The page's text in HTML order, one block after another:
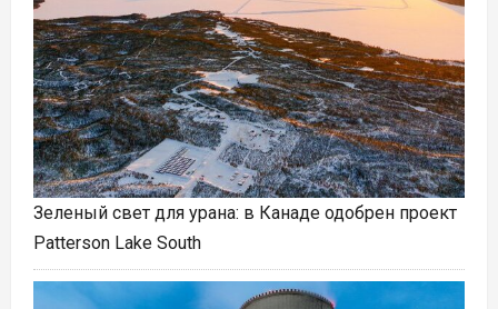
Зеленый свет для урана: в Канаде одобрен проект
Patterson Lake South